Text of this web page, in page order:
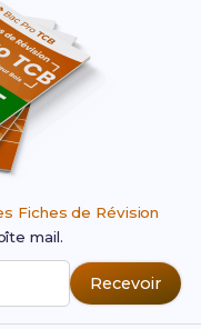
Fiches de Révision
mail.
Recevoir